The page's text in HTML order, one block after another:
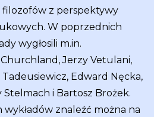
filozofów z perspektywy
W poprzednich
wygłosili m.in.
Jerzy Vetulani,
Edward Nęcka,
i Bartosz Brożek.
znaleźć można na